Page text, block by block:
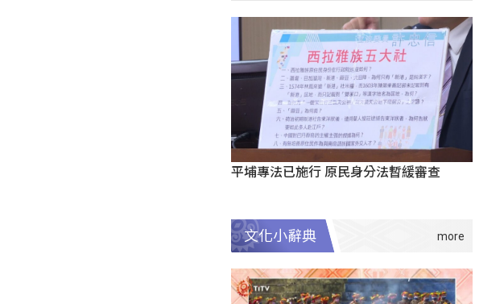
平埔專法已施行 原民身分法暫緩審查
文化小辭典